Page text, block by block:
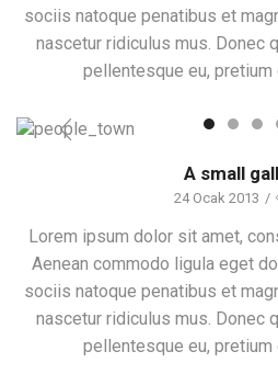
sociis natoque penatibus et
nascetur ridiculus mus. Donec
pellentesque eu, pretium
A small
24 Ocak 2013 /
Lorem ipsum dolor sit amet,
Aenean commodo ligula eget
sociis natoque penatibus et
nascetur ridiculus mus. Donec
pellentesque eu, pretium